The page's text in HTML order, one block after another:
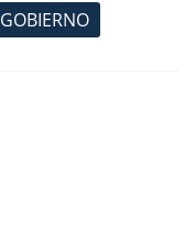
GOBIERNO